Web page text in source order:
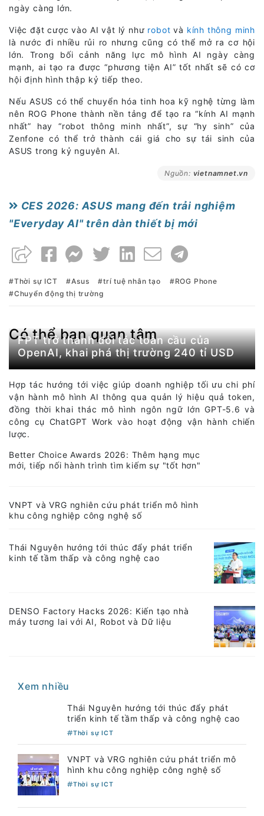
ngày càng lớn.
Việc đặt cược vào AI vật lý như robot và kính thông minh
là nước đi nhiều rủi ro nhưng cũng có thể mở ra cơ hội
lớn. Trong bối cảnh năng lực mô hình AI ngày càng
mạnh, ai tạo ra được “phương tiện AI” tốt nhất sẽ có cơ
hội định hình thập kỷ tiếp theo.
Nếu ASUS có thể chuyển hóa tinh hoa kỹ nghệ từng làm
nên ROG Phone thành nền tảng để tạo ra “kính AI mạnh
nhất” hay “robot thông minh nhất”, sự “hy sinh” của
Zenfone có thể trở thành cái giá cho sự tái sinh của
ASUS trong kỷ nguyên AI.
Nguồn: vietnamnet.vn
CES 2026: ASUS mang đến trải nghiệm
"Everyday AI" trên dàn thiết bị mới
Thời sự ICT Asus trí tuệ nhân tạo
ROG Phone
Chuyển động thị trường
Có thể bạn quan tâm
FPT trở thành đối tác toàn cầu của
OpenAI, khai phá thị trường 240 tỉ USD
Hợp tác hướng tới việc giúp doanh nghiệp tối ưu chi phí
vận hành mô hình AI thông qua quản lý hiệu quả token,
đồng thời khai thác mô hình ngôn ngữ lớn GPT-5.6 và
công cụ ChatGPT Work vào hoạt động vận hành chiến
lược.
Better Choice Awards 2026: Thêm hạng mục
mới, tiếp nối hành trình tìm kiếm sự "tốt hơn"
VNPT và VRG nghiên cứu phát triển mô hình
khu công nghiệp công nghệ số
Thái Nguyên hướng tới thúc đẩy phát triển
kinh tế tầm thấp và công nghệ cao
DENSO Factory Hacks 2026: Kiến tạo nhà
máy tương lai với AI, Robot và Dữ liệu
Xem nhiều
Thái Nguyên hướng tới thúc đẩy phát
triển kinh tế tầm thấp và công nghệ cao
Thời sự ICT
VNPT và VRG nghiên cứu phát triển mô
hình khu công nghiệp công nghệ số
Thời sự ICT